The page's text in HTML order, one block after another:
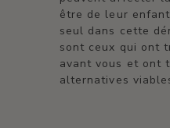
être de leur
seul dans cette
sont ceux qui ont
avant vous et ont
alternatives